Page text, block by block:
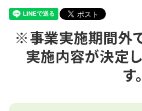
※事業実施期間外
実施内容が決定
す。